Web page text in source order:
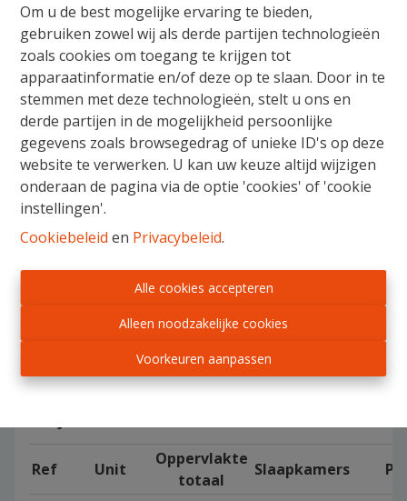
Om u de best mogelijke ervaring te bieden,
gebruiken zowel wij als derde partijen technologieën
zoals cookies om toegang te krijgen tot
apparaatinformatie en/of deze op te slaan. Door in te
stemmen met deze technologieën, stelt u ons en
derde partijen in de mogelijkheid persoonlijke
gegevens zoals browsegedrag of unieke ID's op deze
website te verwerken. U kan uw keuze altijd wijzigen
onderaan de pagina via de optie 'cookies' of 'cookie
instellingen'.
Cookiebeleid en Privacybeleid.
Alle cookies accepteren
Alleen noodzakelijke cookies
Voorkeuren aanpassen
is een standingvolle residentiemet een ideale ligging in het
centrum van Koersel. Dit exclusief project bestaat uit 13 luxueuze
appartementen waarvan er al reeds 11 VERKOCHTzijn. Betaalbaar
wonen was nog nooit zo kortbij.
Voor de architectuur werd gekozen voor een gerenommeerde architect:
Els Verdee. Voor elk appartement wordt gestreefd naar100%
woonplezierper m². Vandaar ook de bewuste keuze voorgrote
raampartijenwat het ruimtelijk en klaar-effect maximaliseert.
Ondergrondse parkeerplaatsen en kelderbergingen zijn niet inbegrepen
in de prijs. Wenst u meer info, aarzel dan niet om Noah Nulens te
Compositie
Ref Unit
Oppervlakte
totaal
Slaapkamers